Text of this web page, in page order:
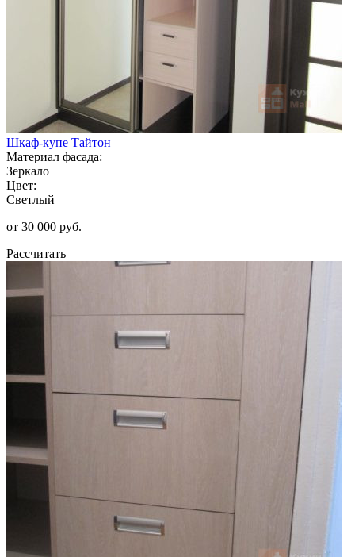
Шкаф-купе Тайтон
Материал фасада:
Зеркало
Цвет:
Светлый
от 30 000 руб.
Рассчитать